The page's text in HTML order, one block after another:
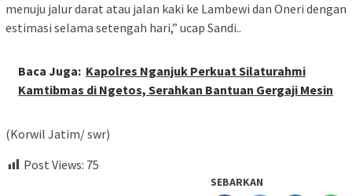
menuju jalur darat atau jalan kaki ke Lambewi dan Oneri dengan
estimasi selama setengah hari,” ucap Sandi..
Baca Juga: Kapolres Nganjuk Perkuat Silaturahmi
Kamtibmas di Ngetos, Serahkan Bantuan Gergaji Mesin
(Korwil Jatim/ swr)
Post Views: 75
SEBARKAN